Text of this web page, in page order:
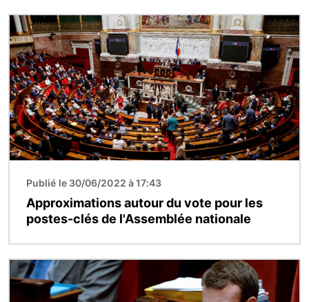
Image
Publié le 30/06/2022 à 17:43
Approximations autour du vote pour les
postes-clés de l'Assemblée nationale
Image